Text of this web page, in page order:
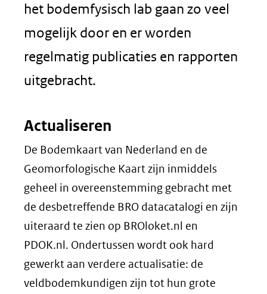
het bodemfysisch lab gaan zo veel
mogelijk door en er worden
regelmatig publicaties en rapporten
uitgebracht.
Actualiseren
De Bodemkaart van Nederland en de
Geomorfologische Kaart zijn inmiddels
geheel in overeenstemming gebracht met
de desbetreffende BRO datacatalogi en zijn
uiteraard te zien op BROloket.nl en
PDOK.nl. Ondertussen wordt ook hard
gewerkt aan verdere actualisatie: de
veldbodemkundigen zijn tot hun grote